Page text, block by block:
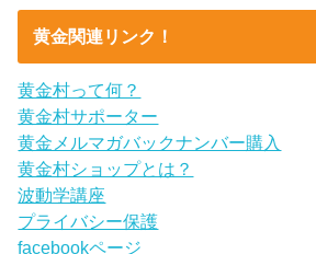
黄金関連リンク！
黄金村って何？
黄金村サポーター
黄金メルマガバックナンバー購入
黄金村ショップとは？
波動学講座
プライバシー保護
facebookページ